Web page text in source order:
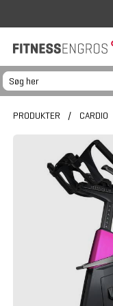
PRODUKTER / CARDIO